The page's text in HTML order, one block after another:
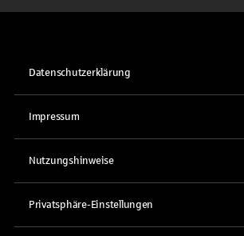
Datenschutzerklärung
Impressum
Nutzungshinweise
Privatsphäre-Einstellungen